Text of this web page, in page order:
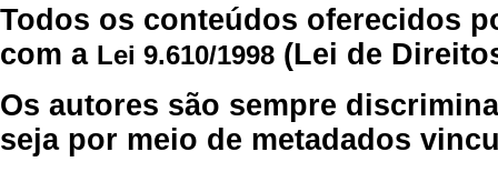
Todos os conteúdos oferecidos
com a Lei 9.610/1998 (Lei de
Os autores são sempre
seja por meio de metadados